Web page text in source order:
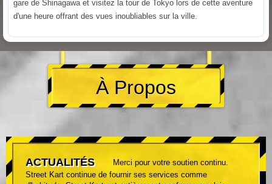
gare de Shinagawa et visitez la tour de Tokyo lors de cette aventure
d'une heure offrant des vues inoubliables sur la ville.
À Propos
ACTUALITÉS
Merci pour votre soutien continu.
Street Kart continue de fournir ses services comme